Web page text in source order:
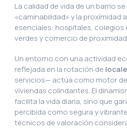
La calidad de vida de un barrio
«caminabilidad» y la proximidad
esenciales: hospitales, colegios
verdes y comercio de
Un entorno con una actividad
reflejada en la rotación de
servicios— actúa como motor
viviendas colindantes. El
facilita la vida diaria, sino que
percibida como segura y
técnicos de valoración